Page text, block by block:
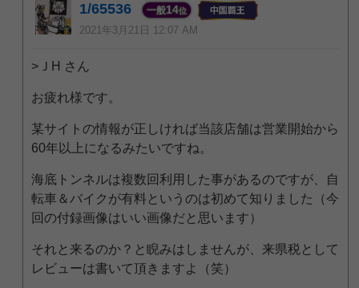
1/65536 一般14位
2021年3月21日 12:07 AM
>ＪH さん
お疲れ様です。
某サイトの情報が正しければ当該店舗は営業開始から
60年以上になるみたいですね。
海底トンネルは複数回利用した事があるのですが、自
転車＆バイクが有料というのは初めて知りました（今
回の付録画像はいい画像だと思います）
それと来るのか？と睨みはしませんが、来県税として
レビューは書いて頂きますよ（笑）